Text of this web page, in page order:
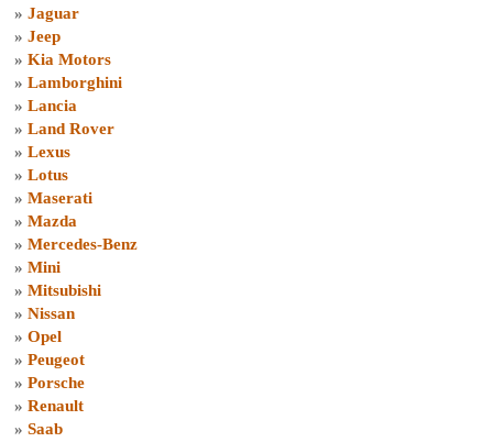
» Jaguar
» Jeep
» Kia Motors
» Lamborghini
» Lancia
» Land Rover
» Lexus
» Lotus
» Maserati
» Mazda
» Mercedes-Benz
» Mini
» Mitsubishi
» Nissan
» Opel
» Peugeot
» Porsche
» Renault
» Saab